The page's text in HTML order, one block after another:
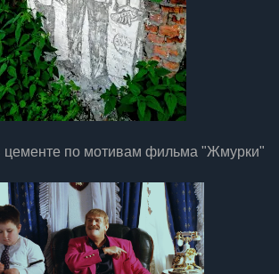
цементе по мотивам фильма "Жмурки"